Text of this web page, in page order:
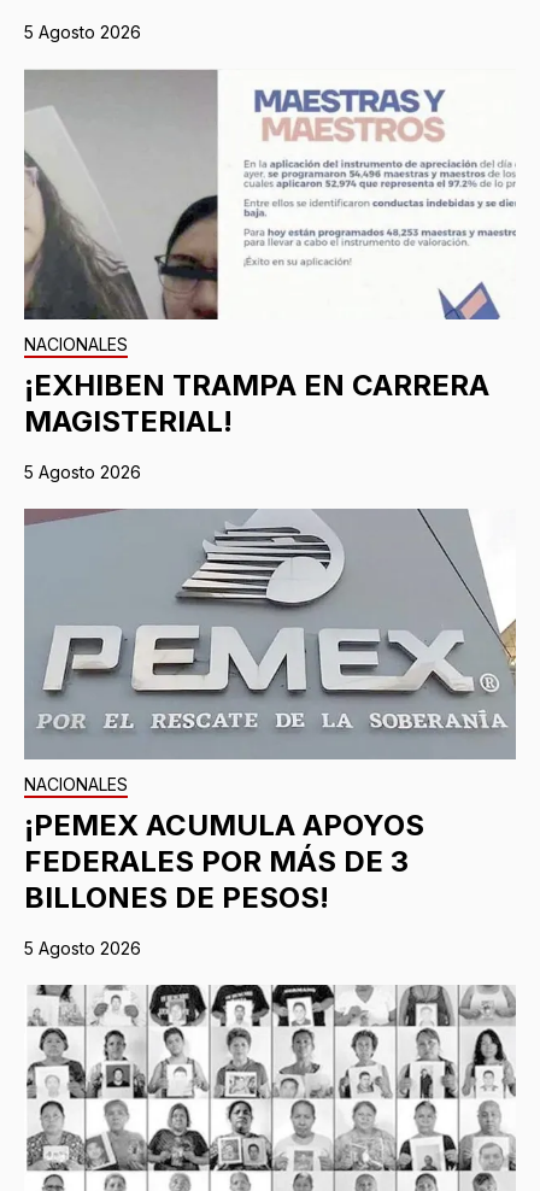
5 Agosto 2026
NACIONALES
¡EXHIBEN TRAMPA EN CARRERA
MAGISTERIAL!
5 Agosto 2026
NACIONALES
¡PEMEX ACUMULA APOYOS
FEDERALES POR MÁS DE 3
BILLONES DE PESOS!
5 Agosto 2026